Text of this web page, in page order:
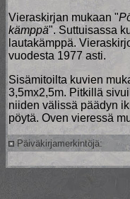
Vieraskirjan mukaan "
kämppä". Suttuisassa
lautakämppä.
vuodesta 1977 asti.
Sisämitoilta kuvien
3,5mx2,5m. Pitkillä
niiden välissä päädyn
pöytä. Oven vieressä
Päiväkirjamerkintöjä: